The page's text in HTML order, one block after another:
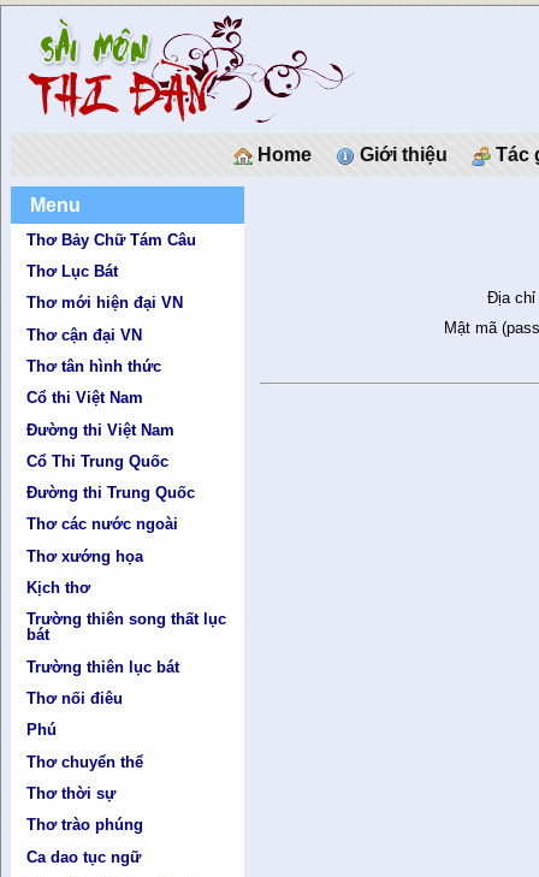
Home Giới thiệu Tác
Menu
Thơ Bảy Chữ Tám Câu
Thơ Lục Bát
Thơ mới hiện đại VN
Thơ cận đại VN
Thơ tân hình thức
Cổ thi Việt Nam
Đường thi Việt Nam
Cổ Thi Trung Quốc
Đường thi Trung Quốc
Thơ các nước ngoài
Thơ xướng họa
Kịch thơ
Trường thiên song thất lục
bát
Trường thiên lục bát
Thơ nối điêu
Phú
Thơ chuyển thể
Thơ thời sự
Thơ trào phúng
Ca dao tục ngữ
Địa chỉ
Mật mã